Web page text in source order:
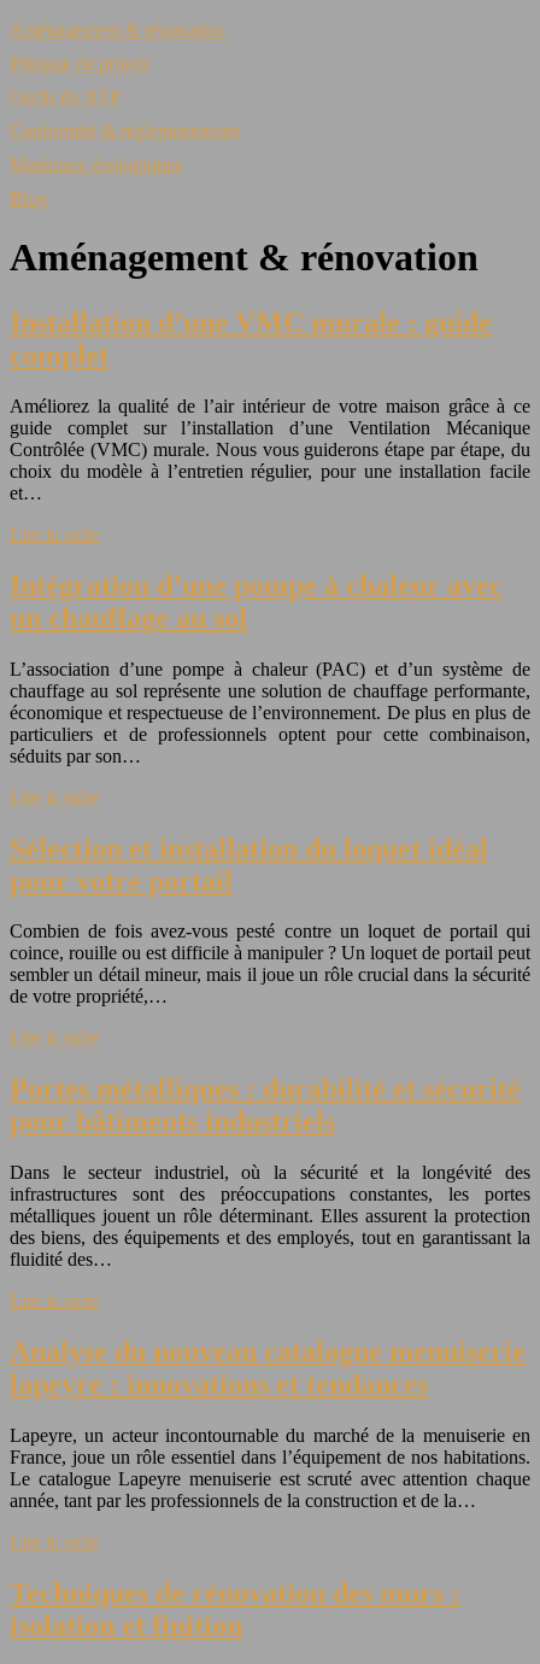
Aménagement & rénovation
Pilotage de projets
Outils du BTP
Conformité & réglementations
Matériaux écologiques
Blog
Aménagement & rénovation
Installation d’une VMC murale : guide
complet
Améliorez la qualité de l’air intérieur de votre maison grâce à ce
guide complet sur l’installation d’une Ventilation Mécanique
Contrôlée (VMC) murale. Nous vous guiderons étape par étape, du
choix du modèle à l’entretien régulier, pour une installation facile
et…
Lire la suite
Intégration d’une pompe à chaleur avec
un chauffage au sol
L’association d’une pompe à chaleur (PAC) et d’un système de
chauffage au sol représente une solution de chauffage performante,
économique et respectueuse de l’environnement. De plus en plus de
particuliers et de professionnels optent pour cette combinaison,
séduits par son…
Lire la suite
Sélection et installation du loquet idéal
pour votre portail
Combien de fois avez-vous pesté contre un loquet de portail qui
coince, rouille ou est difficile à manipuler ? Un loquet de portail peut
sembler un détail mineur, mais il joue un rôle crucial dans la sécurité
de votre propriété,…
Lire la suite
Portes métalliques : durabilité et sécurité
pour bâtiments industriels
Dans le secteur industriel, où la sécurité et la longévité des
infrastructures sont des préoccupations constantes, les portes
métalliques jouent un rôle déterminant. Elles assurent la protection
des biens, des équipements et des employés, tout en garantissant la
fluidité des…
Lire la suite
Analyse du nouveau catalogue menuiserie
lapeyre : innovations et tendances
Lapeyre, un acteur incontournable du marché de la menuiserie en
France, joue un rôle essentiel dans l’équipement de nos habitations.
Le catalogue Lapeyre menuiserie est scruté avec attention chaque
année, tant par les professionnels de la construction et de la…
Lire la suite
Techniques de rénovation des murs :
isolation et finition